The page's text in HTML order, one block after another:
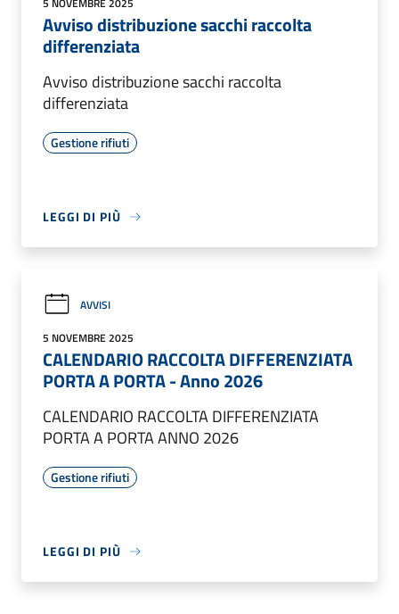
Avviso distribuzione sacchi raccolta
differenziata
Avviso distribuzione sacchi raccolta
differenziata
Gestione rifiuti
LEGGI DI PIÙ
AVVISI
5 NOVEMBRE 2025
CALENDARIO RACCOLTA DIFFERENZIATA
PORTA A PORTA - Anno 2026
CALENDARIO RACCOLTA DIFFERENZIATA
PORTA A PORTA ANNO 2026
Gestione rifiuti
LEGGI DI PIÙ